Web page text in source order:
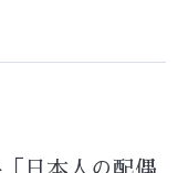
日本人の配偶